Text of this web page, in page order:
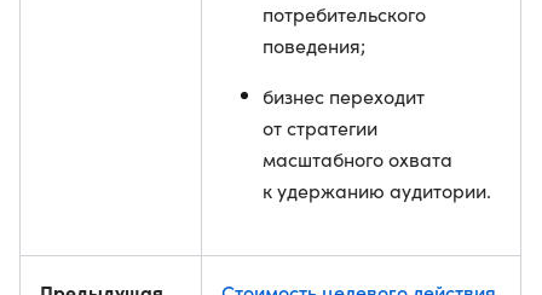
потребительского
поведения;
бизнес переходит
от стратегии
масштабного охвата
к удержанию аудитории.